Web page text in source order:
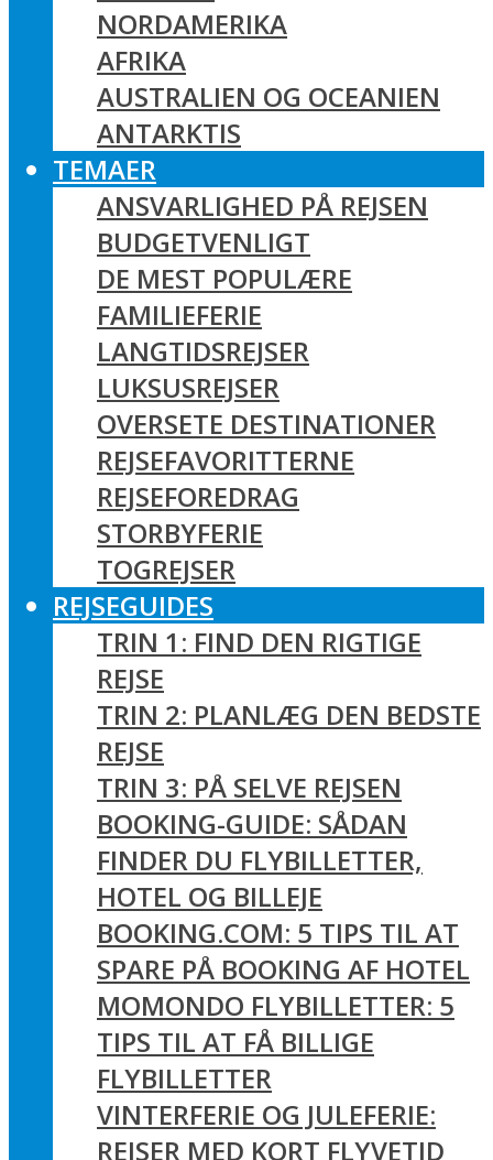
NORDAMERIKA
AFRIKA
AUSTRALIEN OG OCEANIEN
ANTARKTIS
TEMAER
ANSVARLIGHED PÅ REJSEN
BUDGETVENLIGT
DE MEST POPULÆRE
FAMILIEFERIE
LANGTIDSREJSER
LUKSUSREJSER
OVERSETE DESTINATIONER
REJSEFAVORITTERNE
REJSEFOREDRAG
STORBYFERIE
TOGREJSER
REJSEGUIDES
TRIN 1: FIND DEN RIGTIGE
REJSE
TRIN 2: PLANLÆG DEN BEDSTE
REJSE
TRIN 3: PÅ SELVE REJSEN
BOOKING-GUIDE: SÅDAN
FINDER DU FLYBILLETTER,
HOTEL OG BILLEJE
BOOKING.COM: 5 TIPS TIL AT
SPARE PÅ BOOKING AF HOTEL
MOMONDO FLYBILLETTER: 5
TIPS TIL AT FÅ BILLIGE
FLYBILLETTER
VINTERFERIE OG JULEFERIE:
REJSER MED KORT FLYVETID